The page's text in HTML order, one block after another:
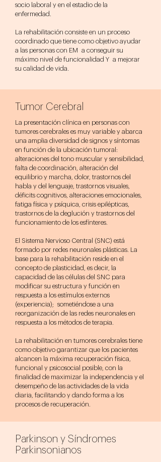
socio laboral y en el estadio de la
enfermedad.
La rehabilitación consiste en un proceso
coordinado que tiene como objetivo ayudar
a las personas con EM a conseguir su
máximo nivel de funcionalidad Y a mejorar
su calidad de vida.
Tumor Cerebral
La presentación clínica en personas con
tumores cerebrales es muy variable y abarca
una amplia diversidad de signos y síntomas
en función de la ubicación tumoral:
alteraciones del tono muscular y sensibilidad,
falta de coordinación, alteración del
equilibrio y marcha, dolor, trastornos del
habla y del lenguaje, trastornos visuales,
déficits cognitivos, alteraciones emocionales,
fatiga física y psíquica, crisis epilépticas,
trastornos de la deglución y trastornos del
funcionamiento de los esfínteres.
El Sistema Nervioso Central (SNC) está
formado por redes neuronales plásticas. La
base para la rehabilitación reside en el
concepto de plasticidad, es decir, la
capacidad de las células del SNC para
modificar su estructura y función en
respuesta a los estímulos externos
(experiencia); sometiéndose a una
reorganización de las redes neuronales en
respuesta a los métodos de terapia.
La rehabilitación en tumores cerebrales tiene
como objetivo garantizar que los pacientes
alcancen la máxima recuperación física,
funcional y psicosocial posible, con la
finalidad de maximizar la independencia y el
desempeño de las actividades de la vida
diaria, facilitando y dando forma a los
procesos de recuperación.
Parkinson y Síndromes
Parkinsonianos